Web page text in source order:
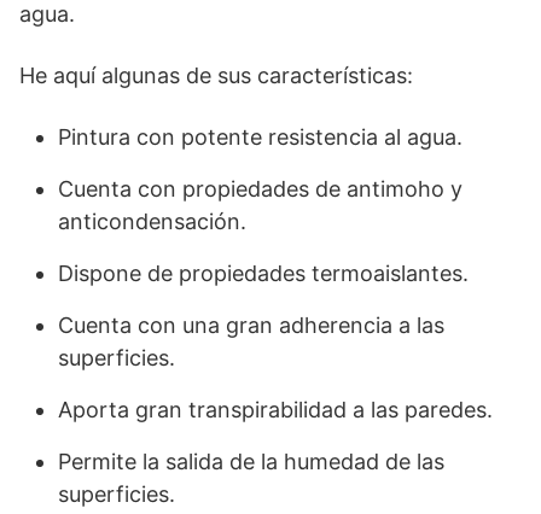
agua.
He aquí algunas de sus características:
Pintura con potente resistencia al agua.
Cuenta con propiedades de antimoho y
anticondensación.
Dispone de propiedades termoaislantes.
Cuenta con una gran adherencia a las
superficies.
Aporta gran transpirabilidad a las paredes.
Permite la salida de la humedad de las
superficies.